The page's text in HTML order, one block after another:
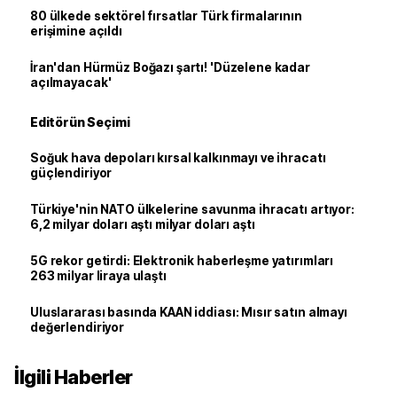
80 ülkede sektörel fırsatlar Türk firmalarının
erişimine açıldı
İran'dan Hürmüz Boğazı şartı! 'Düzelene kadar
açılmayacak'
Editörün Seçimi
Soğuk hava depoları kırsal kalkınmayı ve ihracatı
güçlendiriyor
Türkiye'nin NATO ülkelerine savunma ihracatı artıyor:
6,2 milyar doları aştı milyar doları aştı
5G rekor getirdi: Elektronik haberleşme yatırımları
263 milyar liraya ulaştı
Uluslararası basında KAAN iddiası: Mısır satın almayı
değerlendiriyor
İlgili Haberler